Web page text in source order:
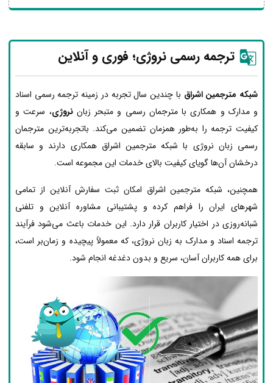
ترجمه رسمی نروژی؛ فوری و آنلاین
شبکه مترجمین اشراق با چندین سال تجربه در زمینه ترجمه رسمی اسناد
و مدارک و همکاری با مترجمان رسمی و متبحر زباننروژی، سرعت و
کیفیت ترجمه را به‌طور همزمان تضمین می‌کند. باتجربه‌ترین مترجمان
رسمی زبان نروژی با شبکه مترجمین اشراق همکاری دارند و سابقه
درخشان آن‌ها گویای کیفیت بالای خدمات این مجموعه است.
همچنین، شبکه مترجمین اشراق امکان ثبت سفارش آنلاین از تمامی
شهرهای ایران را فراهم کرده و پشتیبانی مشاوره آنلاین و تلفنی
شبانه‌روزی در اختیار کاربران قرار دارد. این خدمات باعث می‌شود فرآیند
ترجمه اسناد و مدارک به زبان نروژی، که معمولاً پیچیده و زمان‌بر است،
برای همه کاربران آسان، سریع و بدون دغدغه انجام شود.